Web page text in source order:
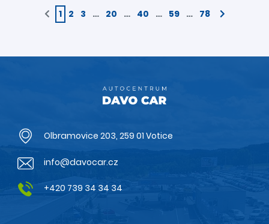
1 2 3 … 20 … 40 … 59 … 78
Olbramovice 203, 259 01 Votice
info@davocar.cz
+420 739 34 34 34